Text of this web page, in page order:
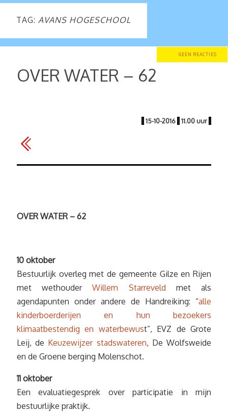
TAG: AVANS HOGESCHOOL
GEEN REACTIES
OVER WATER – 62
| 15-10-2016 | 11.00 uur |
OVER WATER – 62
10 oktober
Bestuurlijk overleg met de gemeente Gilze en Rijen
met wethouderWillem Starreveld met als
agendapunten onder andere de Handreiking: “alle
kinderboerderijen en hun bezoekers
klimaatbestendig en waterbewust”, EVZ de Grote
Leij, de Keuzewijzer stadswateren, De Wolfsweide
en de Groene berging Molenschot.
11 oktober
Een evaluatiegesprek over participatie in mijn
bestuurlijke praktijk.